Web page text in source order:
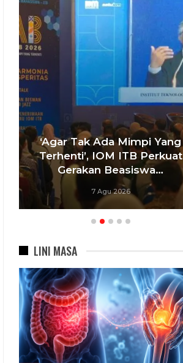
‘Agar Tak Ada Mimpi Yang
Terhenti’, IOM ITB Perkuat
Gerakan Beasiswa…
7 Agu 2026
LINI MASA